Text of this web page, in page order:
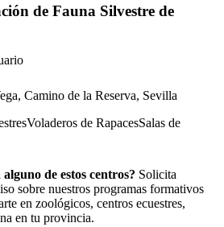
de Fauna Silvestre de
Camino de la Reserva, Sevilla
Voladeros de RapacesSalas de
de estos centros? Solicita
sobre nuestros programas formativos
en zoológicos, centros ecuestres,
en tu provincia.